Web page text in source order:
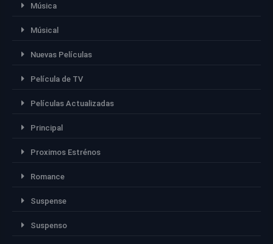
Música
Músical
Nuevas Películas
Película de TV
Películas Actualizadas
Principal
Proximos Estrénos
Romance
Suspense
Suspenso